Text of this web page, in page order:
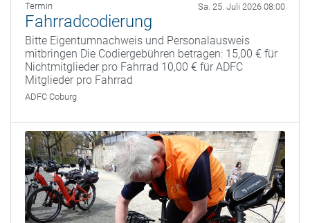
Termin Sa. 25. Juli 2026 08:00
Fahrradcodierung
Bitte Eigentumnachweis und Personalausweis
mitbringen Die Codiergebühren betragen: 15,00 € für
Nichtmitglieder pro Fahrrad 10,00 € für ADFC
Mitglieder pro Fahrrad
ADFC Coburg